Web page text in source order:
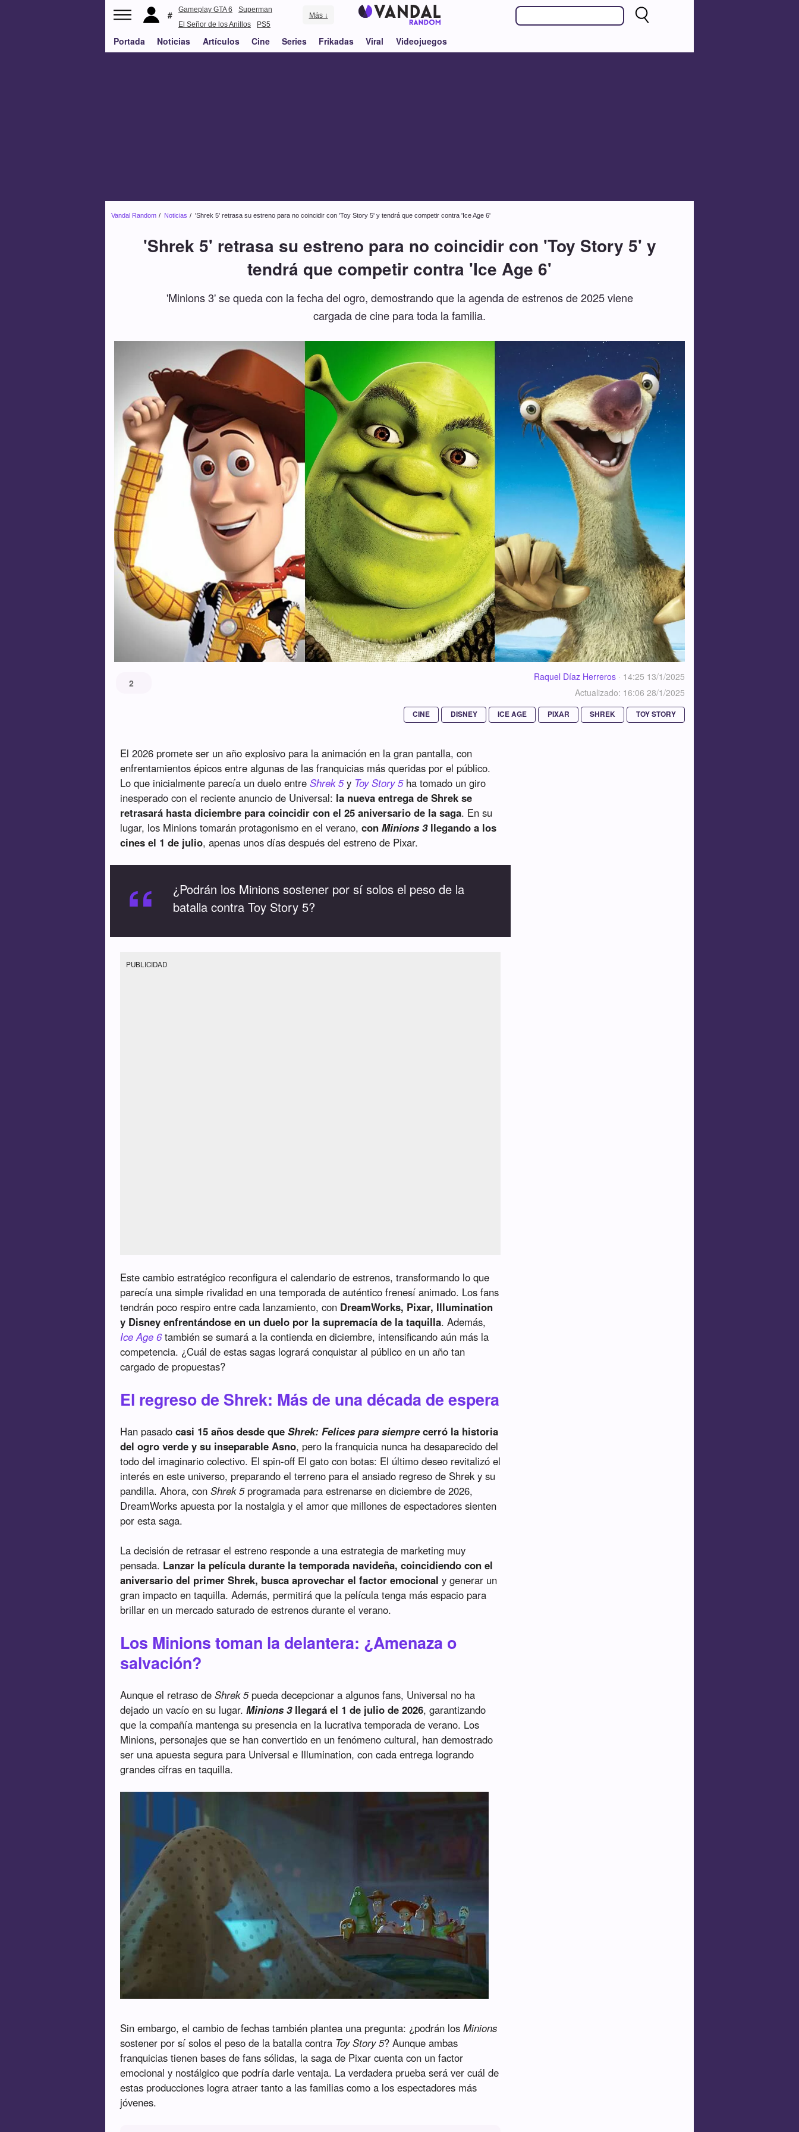
Gameplay GTA 6
Superman
El Señor de los Anillos
PS5
Más ↓
Portada Noticias Artículos Cine Series Frikadas Viral Videojuegos
Vandal Random Noticias 'Shrek 5' retrasa su estreno para no coincidir con 'Toy Story 5' y tendrá que competir contra 'Ice Age 6'
'Shrek 5' retrasa su estreno para no coincidir con 'Toy Story 5' y
tendrá que competir contra 'Ice Age 6'
'Minions 3' se queda con la fecha del ogro, demostrando que la agenda de estrenos de 2025 viene
cargada de cine para toda la familia.
2
Raquel Díaz Herreros · 14:25 13/1/2025
Actualizado: 16:06 28/1/2025
CINE DISNEY ICE AGE PIXAR SHREK TOY STORY
El 2026 promete ser un año explosivo para la animación en la gran pantalla, con
enfrentamientos épicos entre algunas de las franquicias más queridas por el público.
Lo que inicialmente parecía un duelo entreShrek 5y Toy Story 5ha tomado un giro
inesperado con el reciente anuncio de Universal: la nueva entrega de Shrek se
retrasará hasta diciembre para coincidir con el 25 aniversario de la saga. En su
lugar, los Minions tomarán protagonismo en el verano,conMinions 3llegando a los
cines el 1 de julio, apenas unos días después del estreno de Pixar.
“
¿Podrán los Minions sostener por sí solos el peso de la
batalla contra Toy Story 5?
PUBLICIDAD
Este cambio estratégico reconfigura el calendario de estrenos, transformando lo que
parecía una simple rivalidad en una temporada de auténtico frenesí animado. Los fans
tendrán poco respiro entre cada lanzamiento, con DreamWorks, Pixar, Illumination
y Disney enfrentándose en un duelo por la supremacía de la taquilla. Además,
Ice Age 6también se sumará a la contienda en diciembre, intensificando aún más la
competencia. ¿Cuál de estas sagas logrará conquistar al público en un año tan
cargado de propuestas?
El regreso de Shrek: Más de una década de espera
Han pasadocasi 15 años desde queShrek: Felices para siemprecerró la historia
del ogro verde y su inseparable Asno, pero la franquicia nunca ha desaparecido del
todo del imaginario colectivo. El spin-off El gato con botas: El último deseo revitalizó el
interés en este universo, preparando el terreno para el ansiado regreso de Shrek y su
pandilla. Ahora, conShrek 5programada para estrenarse en diciembre de 2026,
DreamWorks apuesta por la nostalgia y el amor que millones de espectadores sienten
por esta saga.
La decisión de retrasar el estreno responde a una estrategia de marketing muy
pensada. Lanzar la película durante la temporada navideña, coincidiendo con el
aniversario del primer Shrek, busca aprovechar el factor emocional y generar un
gran impacto en taquilla. Además, permitirá que la película tenga más espacio para
brillar en un mercado saturado de estrenos durante el verano.
Los Minions toman la delantera: ¿Amenaza o
salvación?
Aunque el retraso deShrek 5pueda decepcionar a algunos fans, Universal no ha
dejado un vacío en su lugar.Minions 3llegará el 1 de julio de 2026, garantizando
que la compañía mantenga su presencia en la lucrativa temporada de verano. Los
Minions, personajes que se han convertido en un fenómeno cultural, han demostrado
ser una apuesta segura para Universal e Illumination, con cada entrega logrando
grandes cifras en taquilla.
Sin embargo, el cambio de fechas también plantea una pregunta: ¿podrán losMinions
sostener por sí solos el peso de la batalla contra Toy Story 5? Aunque ambas
franquicias tienen bases de fans sólidas, la saga de Pixar cuenta con un factor
emocional y nostálgico que podría darle ventaja. La verdadera prueba será ver cuál de
estas producciones logra atraer tanto a las familias como a los espectadores más
jóvenes.